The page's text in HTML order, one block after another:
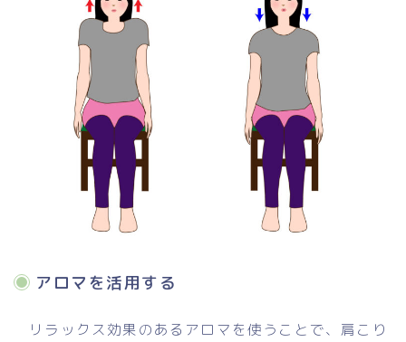
アロマを活用する
リラックス効果のあるアロマを使うことで、肩こり